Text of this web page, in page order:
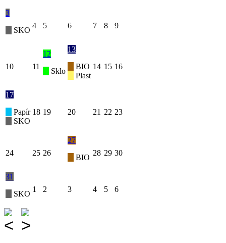
3
SKO
4 5 6 7 8 9
10 11
12
Sklo
13
BIO
Plast
14 15 16
17
Papír
SKO
18 19 20 21 22 23
24 25 26
27
BIO
28 29 30
31
SKO
1 2 3 4 5 6